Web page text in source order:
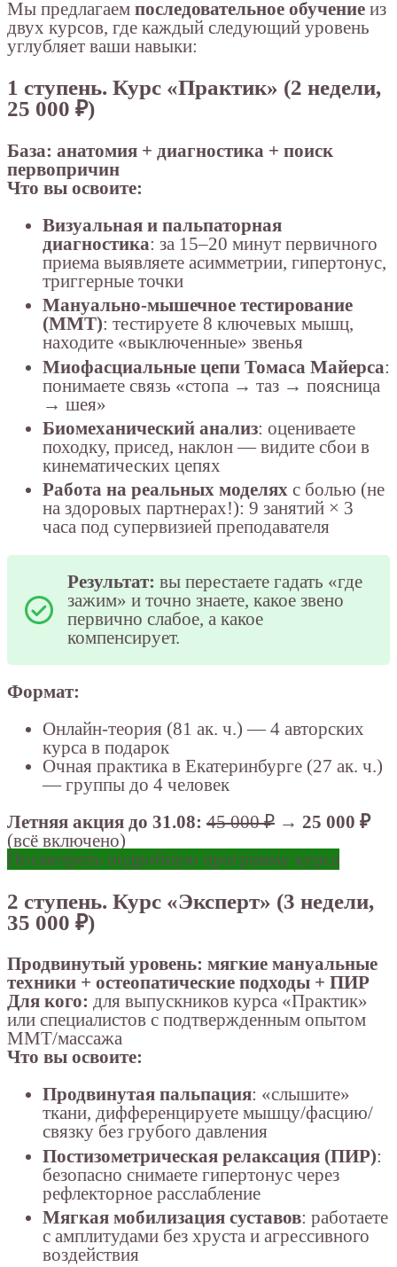
Мы предлагаем последовательное обучение из
двух курсов, где каждый следующий уровень
углубляет ваши навыки:
1 ступень. Курс «Практик» (2 недели,
25 000 ₽)
База: анатомия + диагностика + поиск
первопричин
Что вы освоите:
Визуальная и пальпаторная
диагностика: за 15–20 минут первичного
приема выявляете асимметрии, гипертонус,
триггерные точки
Мануально-мышечное тестирование
(ММТ): тестируете 8 ключевых мышц,
находите «выключенные» звенья
Миофасциальные цепи Томаса Майерса:
понимаете связь «стопа → таз → поясница
→ шея»
Биомеханический анализ: оцениваете
походку, присед, наклон — видите сбои в
кинематических цепях
Работа на реальных моделях с болью (не
на здоровых партнерах!): 9 занятий × 3
часа под супервизией преподавателя
Результат: вы перестаете гадать «где
зажим» и точно знаете, какое звено
первично слабое, а какое
компенсирует.
Формат:
Онлайн-теория (81 ак. ч.) — 4 авторских
курса в подарок
Очная практика в Екатеринбурге (27 ак. ч.)
— группы до 4 человек
Летняя акция до 31.08: 45 000 ₽ → 25 000 ₽
(всё включено)
Посмотреть подробную программу курса
2 ступень. Курс «Эксперт» (3 недели,
35 000 ₽)
Продвинутый уровень: мягкие мануальные
техники + остеопатические подходы + ПИР
Для кого: для выпускников курса «Практик»
или специалистов с подтвержденным опытом
ММТ/массажа
Что вы освоите:
Продвинутая пальпация: «слышите»
ткани, дифференцируете мышцу/фасцию/
связку без грубого давления
Постизометрическая релаксация (ПИР):
безопасно снимаете гипертонус через
рефлекторное расслабление
Мягкая мобилизация суставов: работаете
с амплитудами без хруста и агрессивного
воздействия